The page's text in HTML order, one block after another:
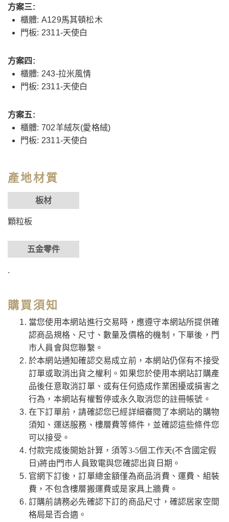
方案三:
櫃體: A129馬其頓松木
門板: 2311-天使白
方案四:
櫃體: 243-拉米風情
門板: 2311-天使白
方案五:
櫃體: 702羊絨灰(愛格絨)
門板: 2311-天使白
產地材質
板材
顆粒板
五金零件
.
購買須知
當您使用本網站進行交易時，應遵守本網站所提供確
認商品規格、尺寸、數量及價格的機制，下單後，門
市人員會與您聯繫。
於本網站通知確認交易成立前，本網站仍保有不接受
訂單或取消出貨之權利。如果您於使用本網站訂購產
品後任意取消訂單、或有任何造成作業困擾或損害之
行為，本網站有權暫停或永久取消您的註冊帳號。
在下訂單前，請確認您已經詳細審閱了本網站的購物
須知、運送服務、樓層費等條件，並確認這些條件您
可以接受。
付款完成後開始計算，須等3-5個工作天(不含國定假
日)將由門市人員致電與您確認出貨日期。
官網下訂後，訂單總金額僅為商品消費、運費、組裝
費，不包含樓層搬運費或是家具上牆費。
訂購前請務必先確認下訂的商品尺寸，確認居家空間
格局是否合適。